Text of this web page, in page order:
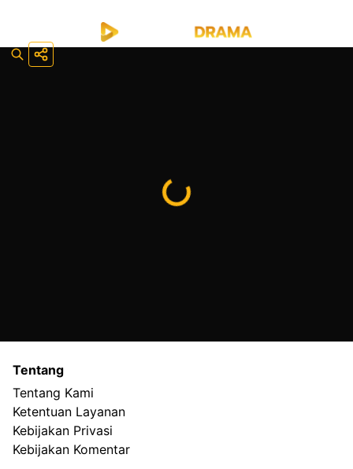
Tentang
Tentang Kami
Ketentuan Layanan
Kebijakan Privasi
Kebijakan Komentar